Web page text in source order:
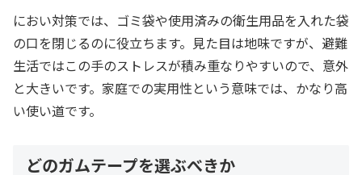
におい対策では、ゴミ袋や使用済みの衛生用品を入れた袋
の口を閉じるのに役立ちます。見た目は地味ですが、避難
生活ではこの手のストレスが積み重なりやすいので、意外
と大きいです。家庭での実用性という意味では、かなり高
い使い道です。
どのガムテープを選ぶべきか